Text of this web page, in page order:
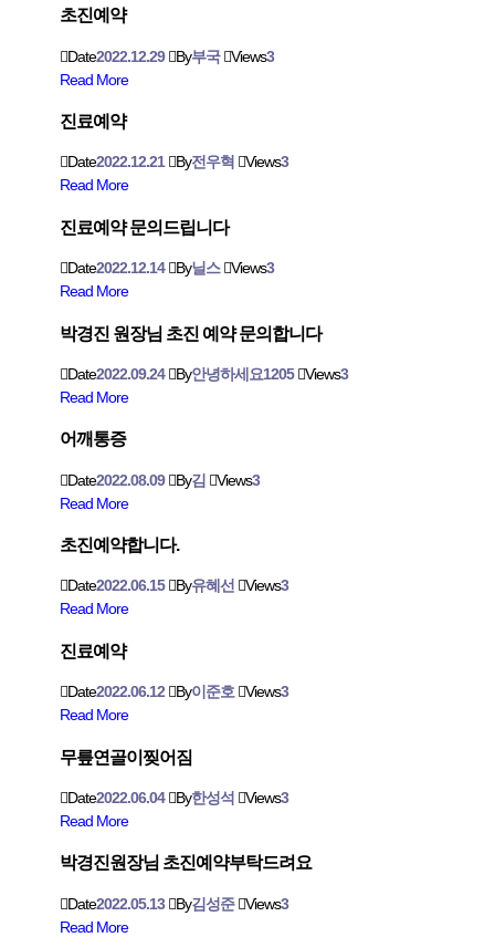
초진예약
Date2022.12.29 By부국 Views3
Read More
진료예약
Date2022.12.21 By전우혁 Views3
Read More
진료예약 문의드립니다
Date2022.12.14 By닐스 Views3
Read More
박경진 원장님 초진 예약 문의합니다
Date2022.09.24 By안녕하세요1205 Views3
Read More
어깨통증
Date2022.08.09 By김 Views3
Read More
초진예약합니다.
Date2022.06.15 By유혜선 Views3
Read More
진료예약
Date2022.06.12 By이준호 Views3
Read More
무릎연골이찢어짐
Date2022.06.04 By한성석 Views3
Read More
박경진원장님 초진예약부탁드려요
Date2022.05.13 By김성준 Views3
Read More